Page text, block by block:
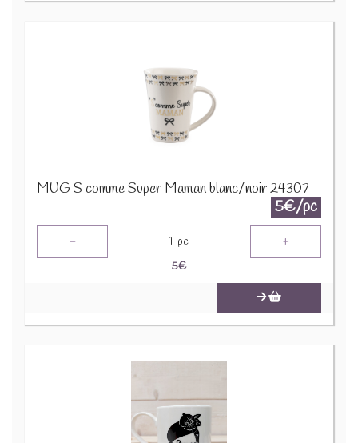
MUG S comme Super Maman blanc/noir 24307
5€/pc
- 1 pc +
5€